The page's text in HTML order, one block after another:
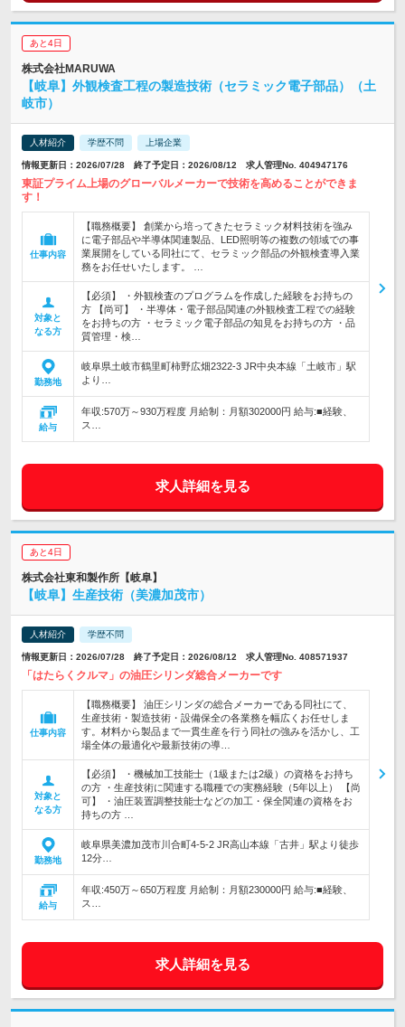
あと4日
株式会社MARUWA
【岐阜】外観検査工程の製造技術（セラミック電子部品）（土
岐市）
人材紹介 学歴不問 上場企業
情報更新日：2026/07/28 終了予定日：2026/08/12 求人管理No. 404947176
東証プライム上場のグローバルメーカーで技術を高めることができま
す！
仕事内容
【職務概要】 創業から培ってきたセラミック材料技術を強み
に電子部品や半導体関連製品、LED照明等の複数の領域での事
業展開をしている同社にて、セラミック部品の外観検査導入業
務をお任せいたします。 …
対象と
なる方
【必須】 ・外観検査のプログラムを作成した経験をお持ちの
方 【尚可】 ・半導体・電子部品関連の外観検査工程での経験
をお持ちの方 ・セラミック電子部品の知見をお持ちの方 ・品
質管理・検…
勤務地
岐阜県土岐市鶴里町柿野広畑2322-3 JR中央本線「土岐市」駅
より…
給与
年収:570万～930万程度 月給制：月額302000円 給与:■経験、
ス…
求人詳細を見る
あと4日
株式会社東和製作所【岐阜】
【岐阜】生産技術（美濃加茂市）
人材紹介 学歴不問
情報更新日：2026/07/28 終了予定日：2026/08/12 求人管理No. 408571937
「はたらくクルマ」の油圧シリンダ総合メーカーです
仕事内容
【職務概要】 油圧シリンダの総合メーカーである同社にて、
生産技術・製造技術・設備保全の各業務を幅広くお任せしま
す。材料から製品まで一貫生産を行う同社の強みを活かし、工
場全体の最適化や最新技術の導…
対象と
なる方
【必須】 ・機械加工技能士（1級または2級）の資格をお持ち
の方 ・生産技術に関連する職種での実務経験（5年以上） 【尚
可】 ・油圧装置調整技能士などの加工・保全関連の資格をお
持ちの方 …
勤務地
岐阜県美濃加茂市川合町4-5-2 JR高山本線「古井」駅より徒歩
12分…
給与
年収:450万～650万程度 月給制：月額230000円 給与:■経験、
ス…
求人詳細を見る